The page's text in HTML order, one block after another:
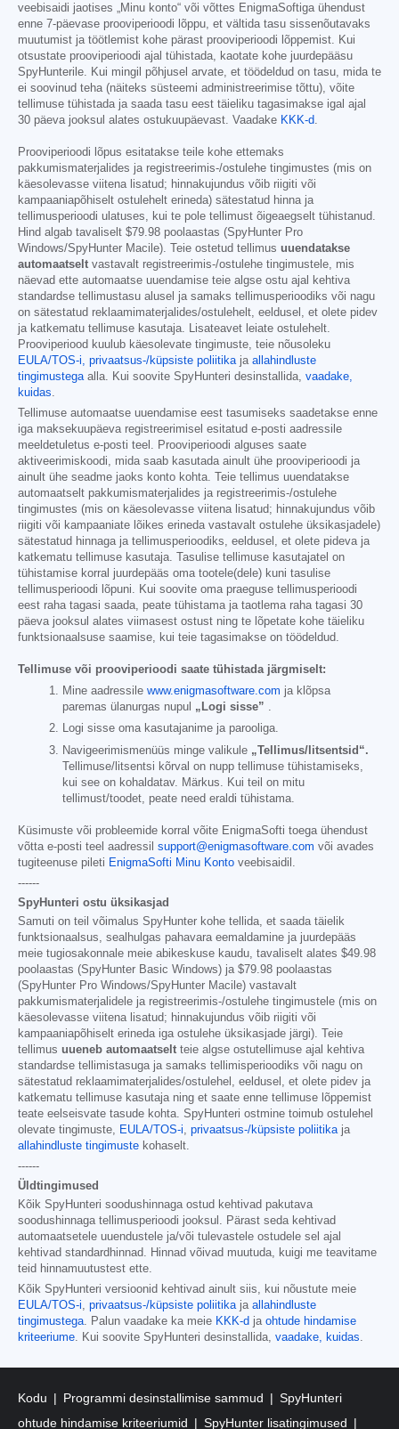
veebisaidi jaotises „Minu konto“ või võttes EnigmaSoftiga ühendust
enne 7-päevase prooviperioodi lõppu, et vältida tasu sissenõutavaks
muutumist ja töötlemist kohe pärast prooviperioodi lõppemist. Kui
otsustate prooviperioodi ajal tühistada, kaotate kohe juurdepääsu
SpyHunterile. Kui mingil põhjusel arvate, et töödeldud on tasu, mida te
ei soovinud teha (näiteks süsteemi administreerimise tõttu), võite
tellimuse tühistada ja saada tasu eest täieliku tagasimakse igal ajal
30 päeva jooksul alates ostukuupäevast. Vaadake KKK-d.
Prooviperioodi lõpus esitatakse teile kohe ettemaks
pakkumismaterjalides ja registreerimis-/ostulehe tingimustes (mis on
käesolevasse viitena lisatud; hinnakujundus võib riigiti või
kampaaniapõhiselt ostulehelt erineda) sätestatud hinna ja
tellimusperioodi ulatuses, kui te pole tellimust õigeaegselt tühistanud.
Hind algab tavaliselt $79.98 poolaastas (SpyHunter Pro
Windows/SpyHunter Macile). Teie ostetud tellimus uuendatakse
automaatselt vastavalt registreerimis-/ostulehe tingimustele, mis
näevad ette automaatse uuendamise teie algse ostu ajal kehtiva
standardse tellimustasu alusel ja samaks tellimusperioodiks või nagu
on sätestatud reklaamimaterjalides/ostulehelt, eeldusel, et olete pidev
ja katkematu tellimuse kasutaja. Lisateavet leiate ostulehelt.
Prooviperiood kuulub käesolevate tingimuste, teie nõusoleku
EULA/TOS-i, privaatsus-/küpsiste poliitikaja allahindluste
tingimustegaalla. Kui soovite SpyHunteri desinstallida, vaadake,
kuidas.
Tellimuse automaatse uuendamise eest tasumiseks saadetakse enne
iga maksekuupäeva registreerimisel esitatud e-posti aadressile
meeldetuletus e-posti teel. Prooviperioodi alguses saate
aktiveerimiskoodi, mida saab kasutada ainult ühe prooviperioodi ja
ainult ühe seadme jaoks konto kohta. Teie tellimus uuendatakse
automaatselt pakkumismaterjalides ja registreerimis-/ostulehe
tingimustes (mis on käesolevasse viitena lisatud; hinnakujundus võib
riigiti või kampaaniate lõikes erineda vastavalt ostulehe üksikasjadele)
sätestatud hinnaga ja tellimusperioodiks, eeldusel, et olete pideva ja
katkematu tellimuse kasutaja. Tasulise tellimuse kasutajatel on
tühistamise korral juurdepääs oma tootele(dele) kuni tasulise
tellimusperioodi lõpuni. Kui soovite oma praeguse tellimusperioodi
eest raha tagasi saada, peate tühistama ja taotlema raha tagasi 30
päeva jooksul alates viimasest ostust ning te lõpetate kohe täieliku
funktsionaalsuse saamise, kui teie tagasimakse on töödeldud.
Tellimuse või prooviperioodi saate tühistada järgmiselt:
Mine aadressile www.enigmasoftware.com ja klõpsa
paremas ülanurgas nupul „Logi sisse” .
Logi sisse oma kasutajanime ja parooliga.
Navigeerimismenüüs minge valikule „Tellimus/litsentsid“.
Tellimuse/litsentsi kõrval on nupp tellimuse tühistamiseks,
kui see on kohaldatav. Märkus. Kui teil on mitu
tellimust/toodet, peate need eraldi tühistama.
Küsimuste või probleemide korral võite EnigmaSofti toega ühendust
võtta e-posti teel aadressil support@enigmasoftware.com või avades
tugiteenuse pileti EnigmaSofti Minu Konto veebisaidil.
------
SpyHunteri ostu üksikasjad
Samuti on teil võimalus SpyHunter kohe tellida, et saada täielik
funktsionaalsus, sealhulgas pahavara eemaldamine ja juurdepääs
meie tugiosakonnale meie abikeskuse kaudu, tavaliselt alates $49.98
poolaastas (SpyHunter Basic Windows) ja $79.98 poolaastas
(SpyHunter Pro Windows/SpyHunter Macile) vastavalt
pakkumismaterjalidele ja registreerimis-/ostulehe tingimustele (mis on
käesolevasse viitena lisatud; hinnakujundus võib riigiti või
kampaaniapõhiselt erineda iga ostulehe üksikasjade järgi). Teie
tellimus uueneb automaatselt teie algse ostutellimuse ajal kehtiva
standardse tellimistasuga ja samaks tellimisperioodiks või nagu on
sätestatud reklaamimaterjalides/ostulehel, eeldusel, et olete pidev ja
katkematu tellimuse kasutaja ning et saate enne tellimuse lõppemist
teate eelseisvate tasude kohta. SpyHunteri ostmine toimub ostulehel
olevate tingimuste,
EULA/TOS-i privaatsus-/küpsiste poliitika ja
allahindluste tingimuste kohaselt.
------
Üldtingimused
Kõik SpyHunteri soodushinnaga ostud kehtivad pakutava
soodushinnaga tellimusperioodi jooksul. Pärast seda kehtivad
automaatsetele uuendustele ja/või tulevastele ostudele sel ajal
kehtivad standardhinnad. Hinnad võivad muutuda, kuigi me teavitame
teid hinnamuutustest ette.
Kõik SpyHunteri versioonid kehtivad ainult siis, kui nõustute meie
EULA/TOS-i
privaatsus-/küpsiste poliitika ja allahindluste
tingimustega . Palun vaadake ka meie KKK-d ja ohtude hindamise
kriteeriume . Kui soovite SpyHunteri desinstallida, vaadake, kuidas
Kodu Programmi desinstallimise sammud
SpyHunteri
ohtude hindamise kriteeriumid
SpyHunter lisatingimused